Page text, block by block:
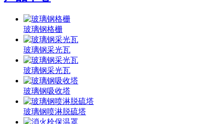
玻璃钢格栅
玻璃钢采光瓦
玻璃钢采光瓦
玻璃钢吸收塔
玻璃钢喷淋脱硫塔